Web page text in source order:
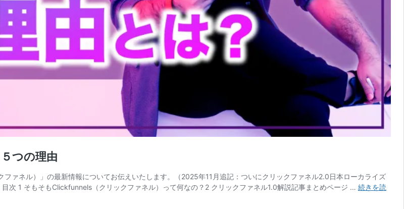
つの理由
ァネル）」の最新情報についてお伝えいたします。（2025年11月追記：ついにクリックファネル2.0日本ローカライズ
次 1 そもそもClickfunnels（クリックファネル）って何なの？2 クリックファネル1.0解説記事まとめページ … 続きを読